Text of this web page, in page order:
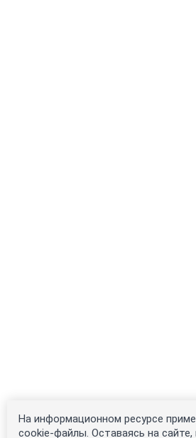
На информационном ресурсе
cookie-файлы. Оставаясь на сайте,